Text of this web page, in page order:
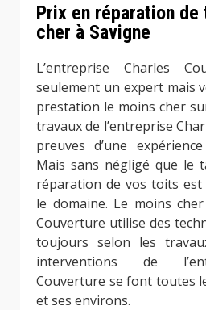
Prix en réparation
cher à Savigne
L’entreprise Charles
seulement un expert mais
prestation le moins cher
travaux de l’entreprise
preuves d’une
Mais sans négligé que le
réparation de vos toits est
le domaine. Le moins
Couverture utilise des
toujours selon les
interventions de
Couverture se font toutes
et ses environs.